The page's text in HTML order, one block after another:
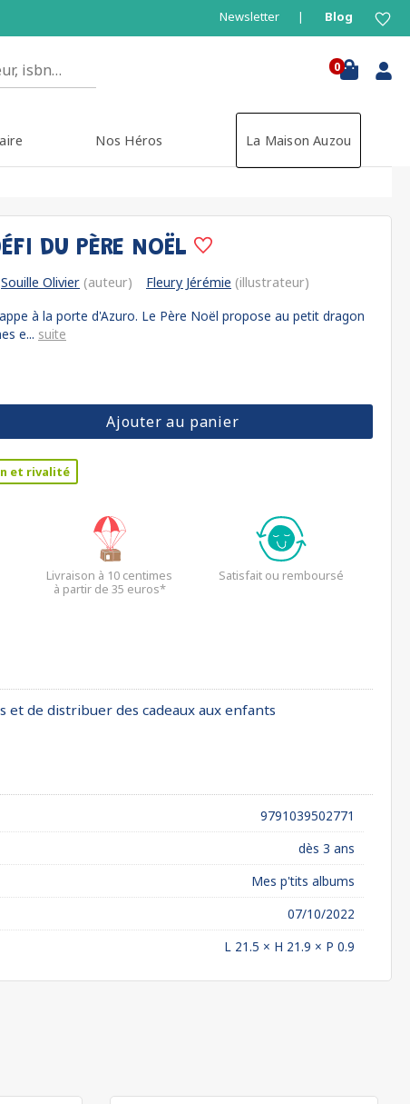
Newsletter Blog
0
Nos Héros La Maison Auzou
DU PÈRE NOËL
Souille Olivier (auteur) Fleury Jérémie (illustrateur)
à la porte d'Azuro. Le Père Noël propose au petit dragon
e... suite
Ajouter au panier
et rivalité
Livraison à 10 centimes
à partir de 35 euros*
Satisfait ou remboursé
de distribuer des cadeaux aux enfants
9791039502771
dès 3 ans
Mes p'tits albums
07/10/2022
L 21.5 × H 21.9 × P 0.9